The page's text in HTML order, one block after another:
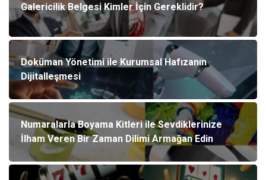
Galericilik Belgesi Kimler İçin Gereklidir?
Doküman Yönetimi ile Kurumsal Hafızanın
Dijitalleşmesi
Numaralarla Boyama Kitleri ile Sevdiklerinize
İlham Veren Bir Zaman Dilimi Armağan Edin